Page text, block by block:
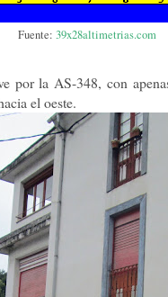
Fuente: 39x28altimetrias.com
por la AS-348, con
el oeste.